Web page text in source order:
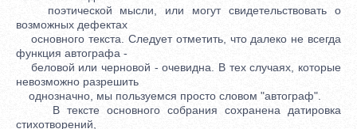
поэтической мысли, или могут свидетельствовать о
возможных дефектах
основного текста. Следует отметить, что далеко не всегда
функция автографа -
беловой или черновой - очевидна. В тех случаях, которые
невозможно разрешить
однозначно, мы пользуемся просто словом "автограф".
В тексте основного собрания сохранена датировка
стихотворений,